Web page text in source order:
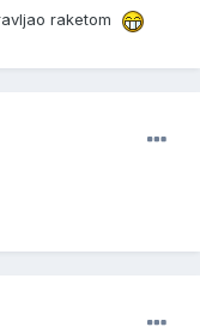
raketom